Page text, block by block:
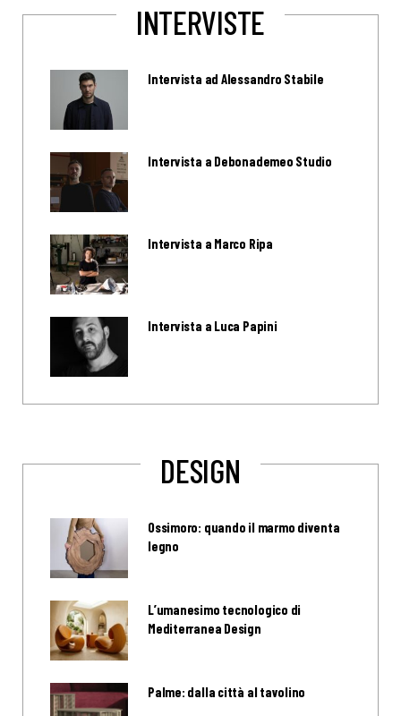
INTERVISTE
Intervista ad Alessandro Stabile
Intervista a Debonademeo Studio
Intervista a Marco Ripa
Intervista a Luca Papini
DESIGN
Ossimoro: quando il marmo diventa
legno
L’umanesimo tecnologico di
Mediterranea Design
Palme: dalla città al tavolino